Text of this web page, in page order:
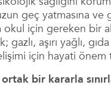
geç yatmasına ve
okul için gereken bir
gazlı, aşırı yağlı,
için hayati önem
bir kararla